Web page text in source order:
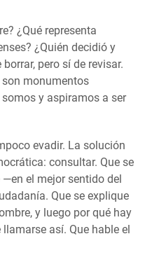
¿Qué representa
¿Quién decidió y
pero sí de revisar.
monumentos
y aspiramos a ser
evadir. La solución
consultar. Que se
el mejor sentido del
Que se explique
y luego por qué hay
así. Que hable el